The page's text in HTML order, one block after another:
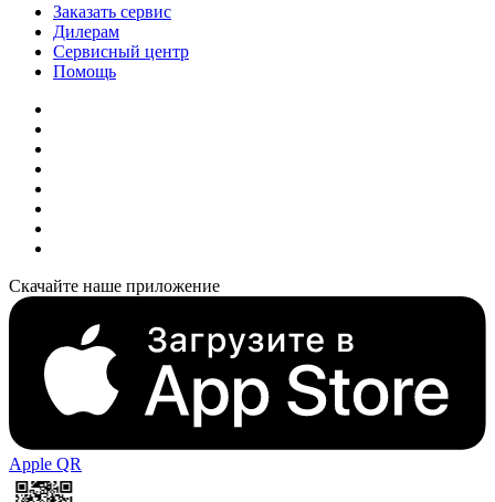
Заказать сервис
Дилерам
Сервисный центр
Помощь
Скачайте наше приложение
Apple QR